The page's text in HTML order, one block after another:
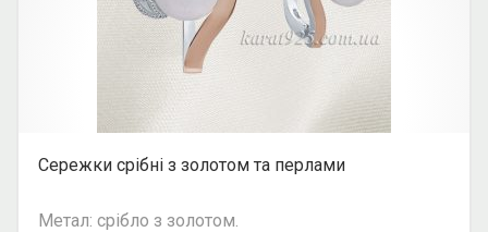
Сережки срібні з золотом та перлами
Метал: срібло з золотом.